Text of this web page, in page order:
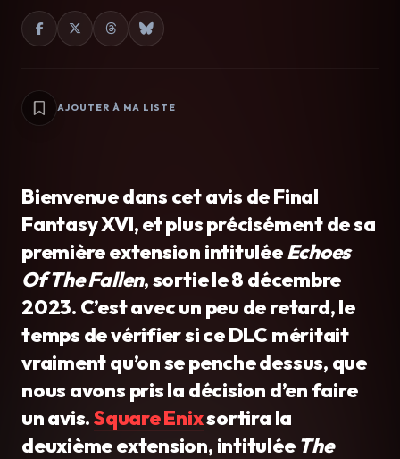
AJOUTER À MA LISTE
Bienvenue dans cet avis de Final
Fantasy XVI, et plus précisément de sa
première extension intituléeEchoes
Of The Fallen, sortie le 8 décembre
2023. C’est avec un peu de retard, le
temps de vérifier si ce DLC méritait
vraiment qu’on se penche dessus, que
nous avons pris la décision d’en faire
un avis.Square Enixsortira la
deuxième extension, intitulée The